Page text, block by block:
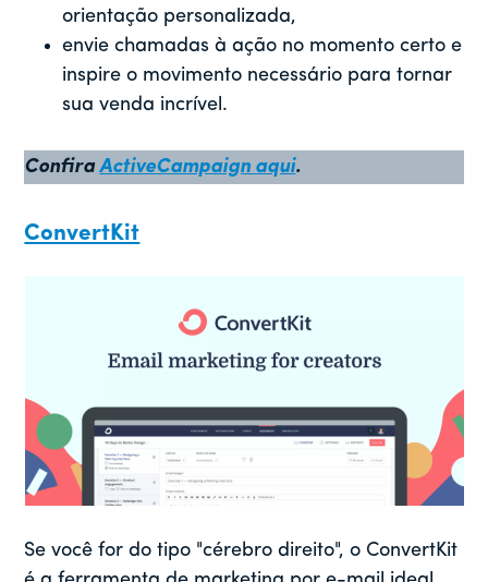
orientação personalizada,
envie chamadas à ação no momento certo e
inspire o movimento necessário para tornar
sua venda incrível.
ConfiraActiveCampaign aqui.
ConvertKit
Se você for do tipo "cérebro direito", o ConvertKit